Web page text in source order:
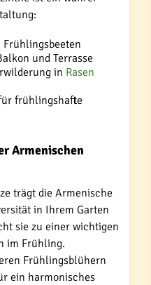
und Terrasse
in Rasen
frühlingshafte
Armenischen
trägt die Armenische
in Ihrem Garten
sie zu einer wichtigen
im Frühling.
Frühlingsblühern
ein harmonisches